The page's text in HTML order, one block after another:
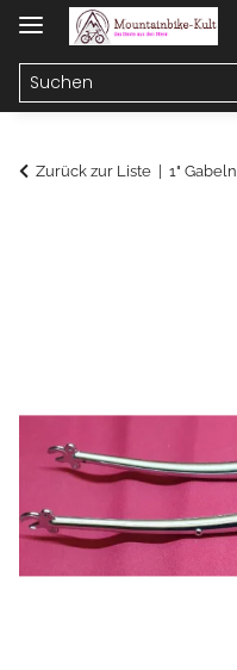
Zurück zur Liste 1" Gabeln